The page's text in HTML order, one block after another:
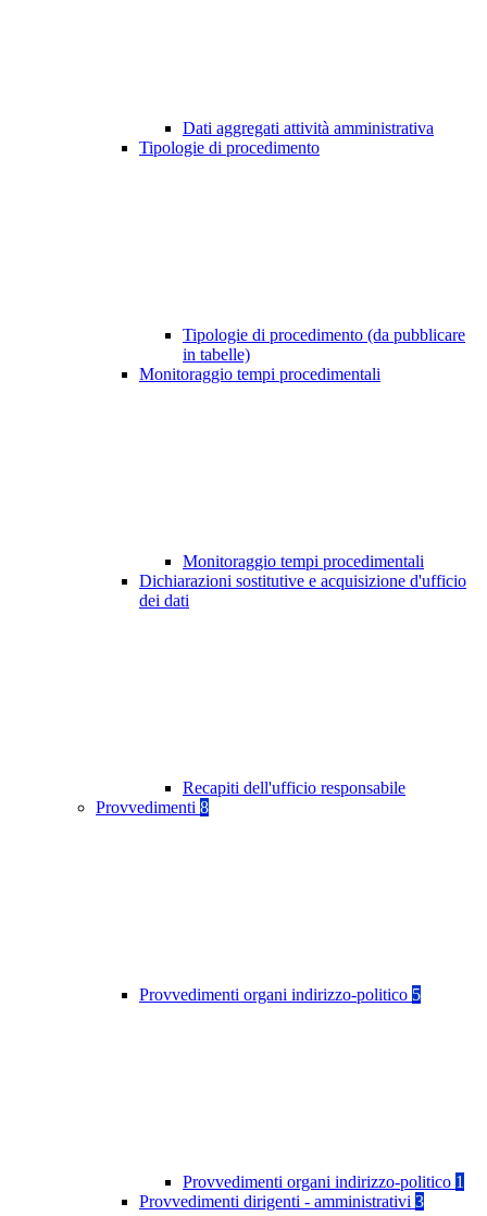
Dati aggregati attività amministrativa
Tipologie di procedimento
Tipologie di procedimento (da pubblicare
in tabelle)
Monitoraggio tempi procedimentali
Monitoraggio tempi procedimentali
Dichiarazioni sostitutive e acquisizione d'ufficio
dei dati
Recapiti dell'ufficio responsabile
Provvedimenti 8
Provvedimenti organi indirizzo-politico 5
Provvedimenti organi indirizzo-politico 1
Provvedimenti dirigenti - amministrativi 3